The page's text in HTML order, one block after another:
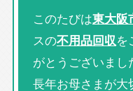
このたびは東大阪
スの不用品回収を
がとうございまし
長年お母さまが